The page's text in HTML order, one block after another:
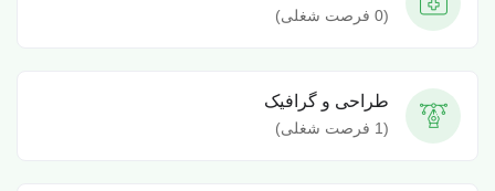
(
0 فرصت شغلی)
طراحی و گرافیک
(
1 فرصت شغلی)